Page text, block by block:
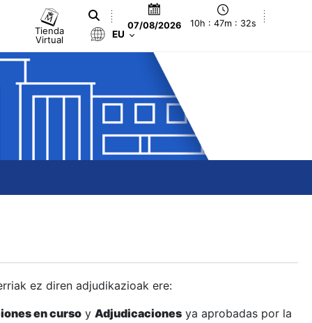
Tienda
Virtual
07/08/2026 10h : 47m : 33s
EU
ez diren adjudikazioak ere:
en curso y Adjudicaciones ya aprobadas por la